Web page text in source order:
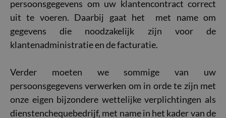
persoonsgegevens om uw klantencontract correct
uit te voeren. Daarbij gaat het met name om
gegevens die noodzakelijk zijn voor de
klantenadministratie en de facturatie.
Verder moeten we sommige van uw
persoonsgegevens verwerken om in orde te zijn met
onze eigen bijzondere wettelijke verplichtingen als
dienstenchequebedrijf, met name in het kader van de